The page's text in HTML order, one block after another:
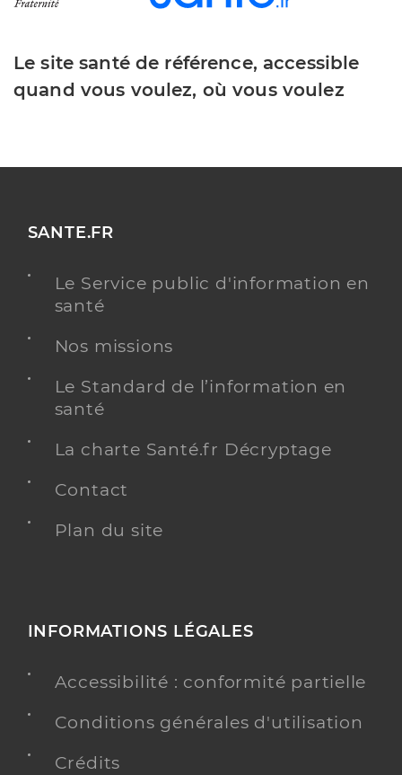
Le site santé de référence, accessible
quand vous voulez, où vous voulez
SANTE.FR
Le Service public d'information en
santé
Nos missions
Le Standard de l’information en
santé
La charte Santé.fr Décryptage
Contact
Plan du site
INFORMATIONS LÉGALES
Accessibilité : conformité partielle
Conditions générales d'utilisation
Crédits